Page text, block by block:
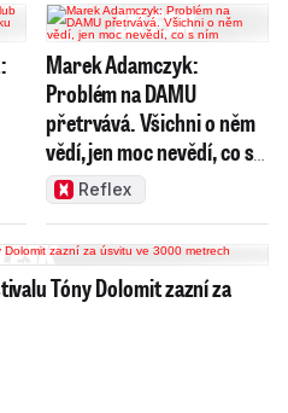
Marek Adamczyk:
Problém na DAMU
přetrvává. Všichni o něm
vědí, jen moc nevědí, co s
nímReflex
Tóny Dolomit zazní za